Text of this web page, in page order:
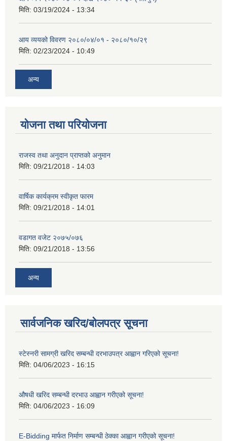
मिति: 03/19/2024 - 13:34
आय व्ययको विवरण २०८०/०४/०१ - २०८०/१०/२९
मिति: 02/23/2024 - 10:49
अन्य
योजना तथा परियोजना
राजस्व तथा अनुदान प्राप्तको अनुमान
मिति: 09/21/2018 - 14:03
वार्षिक कार्यक्रम स्वीकृत फारम
मिति: 09/21/2018 - 14:01
वडागत वजेट २०७५/०७६
मिति: 09/21/2018 - 13:56
अन्य
सार्वजनिक खरिद/बोलपत्र सूचना
स्टेस्नरी सामग्री खरिद सम्बन्धी दरभाउपत्र आह्वान गरिएको सूचना!
मिति: 04/06/2023 - 16:15
औषधी खरिद सम्बन्धी दरभाउ आह्वान गरीएको सूचना!
मिति: 04/06/2023 - 16:09
E-Bidding मार्फत निर्माण सम्बन्धी ठेक्का आह्वान गरीएको सूचना!